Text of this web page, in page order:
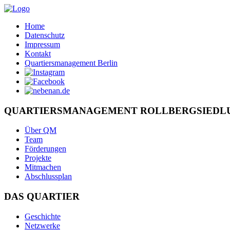
Home
Datenschutz
Impressum
Kontakt
Quartiersmanagement Berlin
QUARTIERSMANAGEMENT
Über QM
Team
Förderungen
Projekte
Mitmachen
Abschlussplan
DAS QUARTIER
Geschichte
Netzwerke